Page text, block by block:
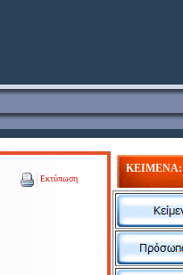
Εκτύπωση
KEIMENA: